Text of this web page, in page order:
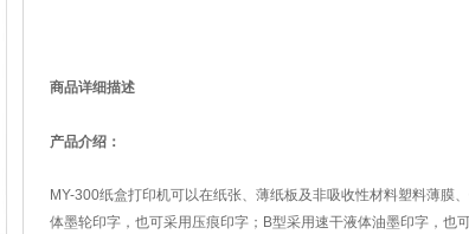
商品详细描述
产品介绍：
MY-300纸盒打印机可以在纸张、薄纸板及非吸收性材料塑料薄膜
体墨轮印字，也可采用压痕印字；B型采用速干液体油墨印字，也